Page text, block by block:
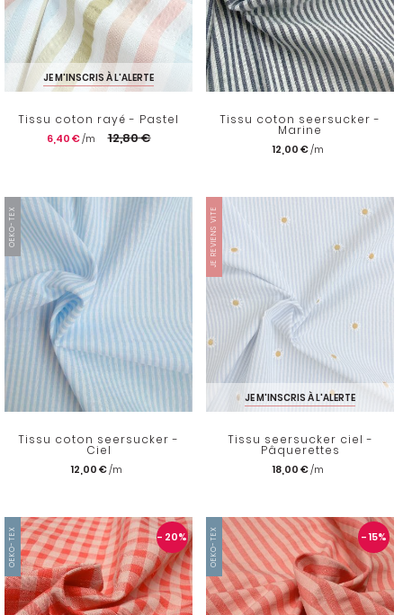
JE M'INSCRIS À L'ALERTE
Tissu coton rayé - Pastel
6,40 € 12,80 €
Tissu coton seersucker -
Marine
12,00 €
OEKO-TEX
Tissu coton seersucker -
Ciel
12,00 €
JE REVIENS VITE
JE M'INSCRIS À L'ALERTE
Tissu seersucker ciel -
Pâquerettes
18,00 €
OEKO-TEX - 20% OEKO-TEX - 15%